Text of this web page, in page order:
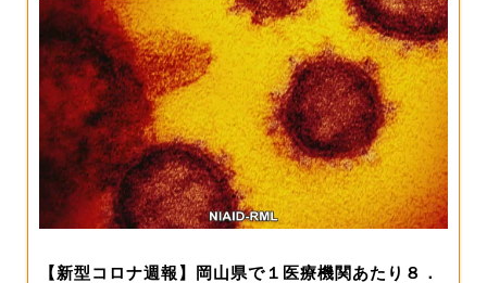
【新型コロナ週報】岡山県で１医療機関あたり８．